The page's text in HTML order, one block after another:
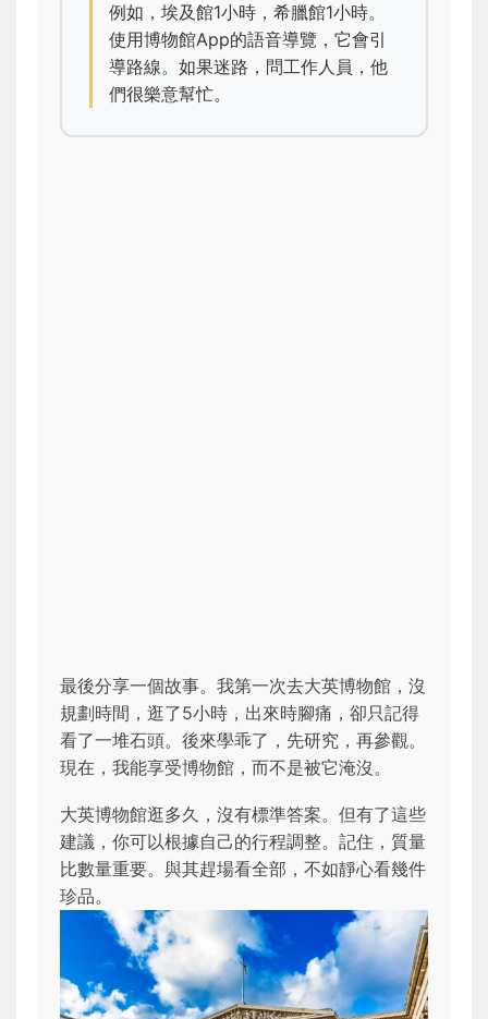
例如，埃及館1小時，希臘館1小時。
使用博物館App的語音導覽，它會引
導路線。如果迷路，問工作人員，他
們很樂意幫忙。
最後分享一個故事。我第一次去大英博物館，沒
規劃時間，逛了5小時，出來時腳痛，卻只記得
看了一堆石頭。後來學乖了，先研究，再參觀。
現在，我能享受博物館，而不是被它淹沒。
大英博物館逛多久，沒有標準答案。但有了這些
建議，你可以根據自己的行程調整。記住，質量
比數量重要。與其趕場看全部，不如靜心看幾件
珍品。